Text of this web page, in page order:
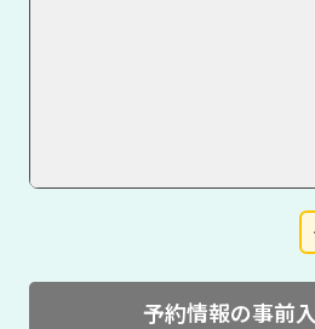
予約情報の事前